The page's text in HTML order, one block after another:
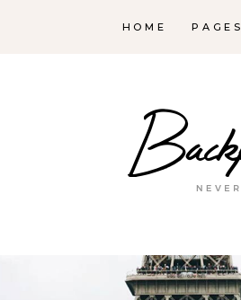
HOME PAGES